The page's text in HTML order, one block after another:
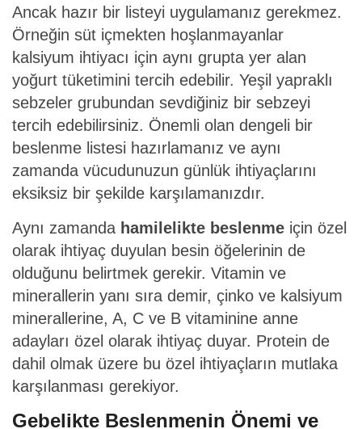
Ancak hazır bir listeyi uygulamanız gerekmez.
Örneğin süt içmekten hoşlanmayanlar
kalsiyum ihtiyacı için aynı grupta yer alan
yoğurt tüketimini tercih edebilir. Yeşil yapraklı
sebzeler grubundan sevdiğiniz bir sebzeyi
tercih edebilirsiniz. Önemli olan dengeli bir
beslenme listesi hazırlamanız ve aynı
zamanda vücudunuzun günlük ihtiyaçlarını
eksiksiz bir şekilde karşılamanızdır.
Aynı zamanda hamilelikte beslenme için özel
olarak ihtiyaç duyulan besin öğelerinin de
olduğunu belirtmek gerekir. Vitamin ve
minerallerin yanı sıra demir, çinko ve kalsiyum
minerallerine, A, C ve B vitaminine anne
adayları özel olarak ihtiyaç duyar. Protein de
dahil olmak üzere bu özel ihtiyaçların mutlaka
karşılanması gerekiyor.
Gebelikte Beslenmenin Önemi ve